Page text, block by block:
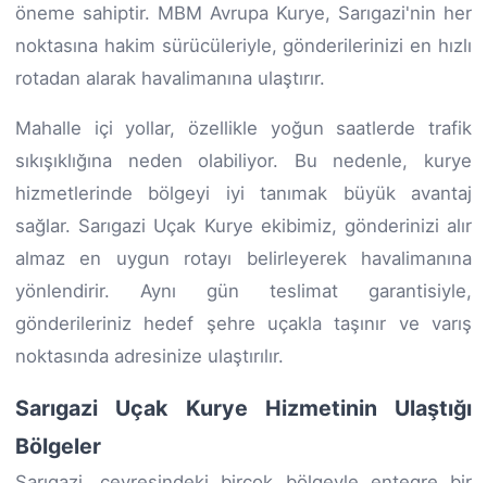
öneme sahiptir. MBM Avrupa Kurye, Sarıgazi'nin her
noktasına hakim sürücüleriyle, gönderilerinizi en hızlı
rotadan alarak havalimanına ulaştırır.
Mahalle içi yollar, özellikle yoğun saatlerde trafik
sıkışıklığına neden olabiliyor. Bu nedenle, kurye
hizmetlerinde bölgeyi iyi tanımak büyük avantaj
sağlar. Sarıgazi Uçak Kurye ekibimiz, gönderinizi alır
almaz en uygun rotayı belirleyerek havalimanına
yönlendirir. Aynı gün teslimat garantisiyle,
gönderileriniz hedef şehre uçakla taşınır ve varış
noktasında adresinize ulaştırılır.
Sarıgazi Uçak Kurye Hizmetinin Ulaştığı
Bölgeler